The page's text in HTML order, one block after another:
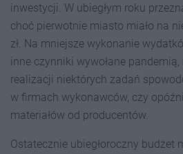
inwestycji. W ubiegłym roku
choć pierwotnie miasto miało na
zł. Na mniejsze wykonanie
inne czynniki wywołane
realizacji niektórych zadań
w firmach wykonawców, czy
materiałów od producentów.
Ostatecznie ubiegłoroczny budżet